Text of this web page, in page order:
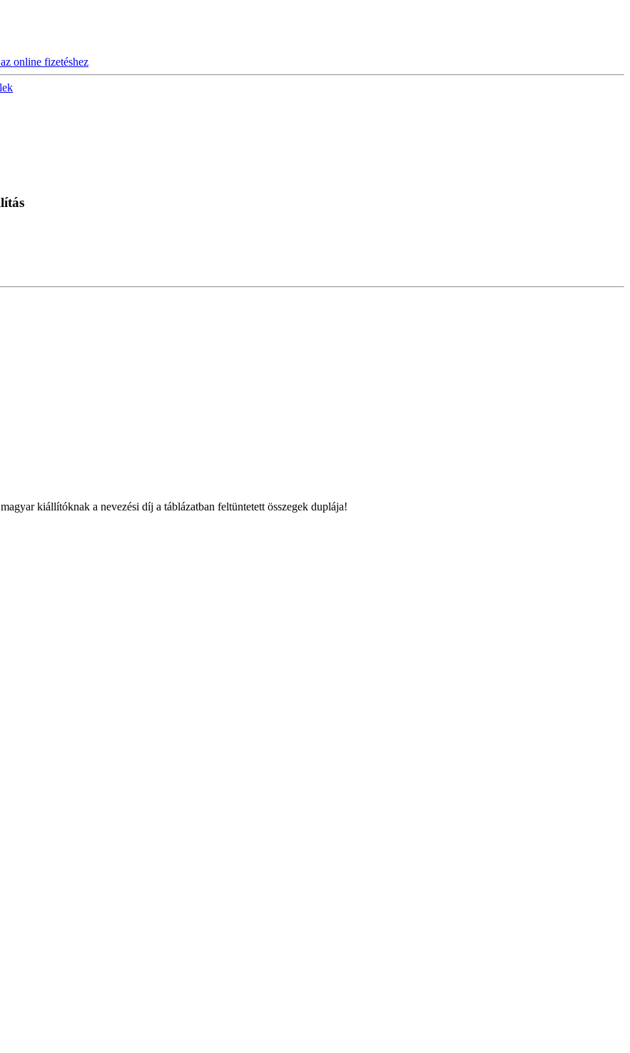
online fizetéshez
kiállítóknak a nevezési díj a táblázatban feltüntetett összegek duplája!